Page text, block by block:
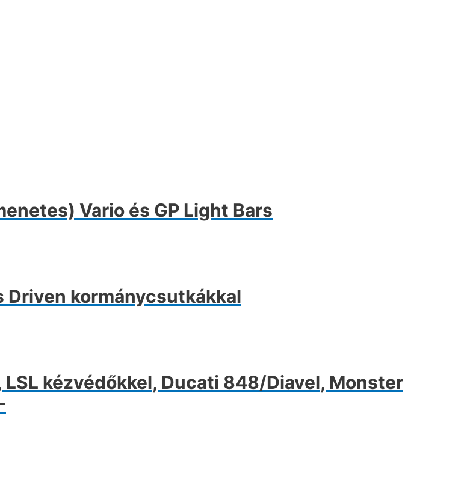
Vario és GP Light Bars
Driven kormánycsutkákkal
kézvédőkkel, Ducati 848/Diavel, Monster